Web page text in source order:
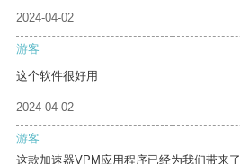
2024-04-02
游客
这个软件很好用
2024-04-02
游客
这款加速器VPM应用程序已经为我们带来